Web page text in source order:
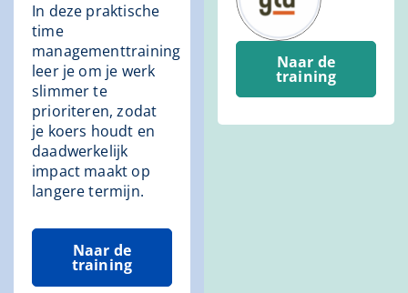
In deze praktische
time
managementtraining
leer je om je werk
slimmer te
prioriteren, zodat
je koers houdt en
daadwerkelijk
impact maakt op
langere termijn.
Naar de
training
Naar de
training